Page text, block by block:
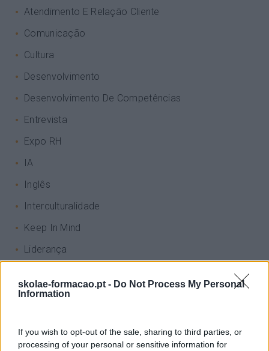
skolae-formacao.pt - Do Not Process My Personal
Information
If you wish to opt-out of the sale, sharing to third parties, or
processing of your personal or sensitive information for
Atendimento E Relação Cliente
Comunicação
Cultura
Desenvolvimento
Desenvolvimento De Competências
Entrevista
Expo RH
IA
Inglês
Interculturalidade
Keep In Mind
Liderança
Perspetivas
PORTO RH MEETING